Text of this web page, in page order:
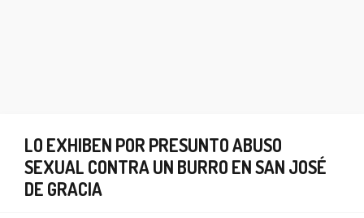
LO EXHIBEN POR PRESUNTO ABUSO
SEXUAL CONTRA UN BURRO EN SAN JOSÉ
DE GRACIA